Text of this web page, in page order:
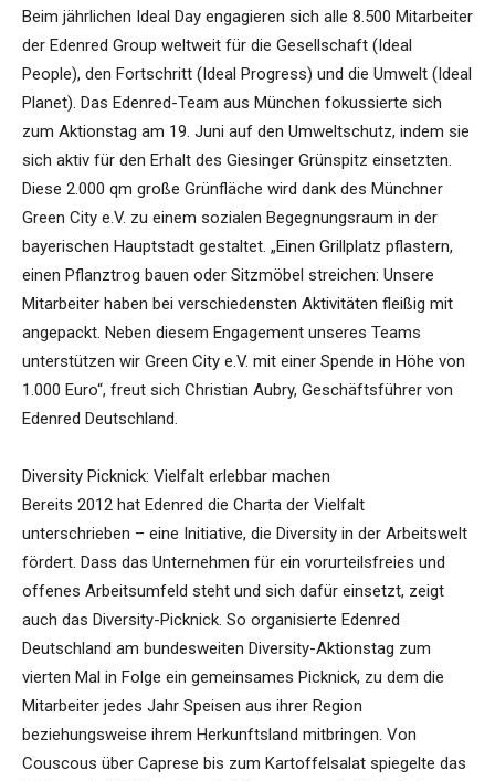
Beim jährlichen Ideal Day engagieren sich alle 8.500 Mitarbeiter
der Edenred Group weltweit für die Gesellschaft (Ideal
People), den Fortschritt (Ideal Progress) und die Umwelt (Ideal
Planet). Das Edenred-Team aus München fokussierte sich
zum Aktionstag am 19. Juni auf den Umweltschutz, indem sie
sich aktiv für den Erhalt des Giesinger Grünspitz einsetzten.
Diese 2.000 qm große Grünfläche wird dank des Münchner
Green City e.V. zu einem sozialen Begegnungsraum in der
bayerischen Hauptstadt gestaltet. „Einen Grillplatz pflastern,
einen Pflanztrog bauen oder Sitzmöbel streichen: Unsere
Mitarbeiter haben bei verschiedensten Aktivitäten fleißig mit
angepackt. Neben diesem Engagement unseres Teams
unterstützen wir Green City e.V. mit einer Spende in Höhe von
1.000 Euro“, freut sich Christian Aubry, Geschäftsführer von
Edenred Deutschland.
Diversity Picknick: Vielfalt erlebbar machen
Bereits 2012 hat Edenred die Charta der Vielfalt
unterschrieben – eine Initiative, die Diversity in der Arbeitswelt
fördert. Dass das Unternehmen für ein vorurteilsfreies und
offenes Arbeitsumfeld steht und sich dafür einsetzt, zeigt
auch das Diversity-Picknick. So organisierte Edenred
Deutschland am bundesweiten Diversity-Aktionstag zum
vierten Mal in Folge ein gemeinsames Picknick, zu dem die
Mitarbeiter jedes Jahr Speisen aus ihrer Region
beziehungsweise ihrem Herkunftsland mitbringen. Von
Couscous über Caprese bis zum Kartoffelsalat spiegelte das